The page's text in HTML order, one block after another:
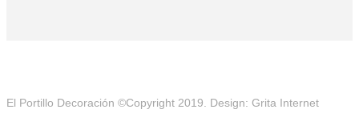
El Portillo Decoración ©Copyright 2019. Design: Grita Internet